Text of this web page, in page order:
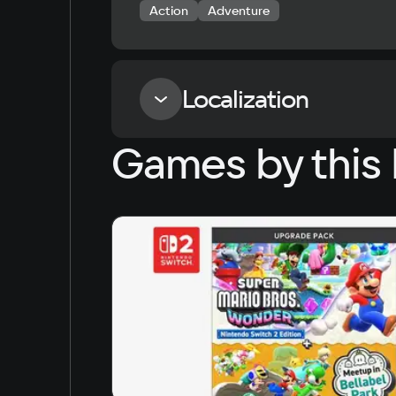
Action Adventure
Localization
Language
English
Simplified Chinese
Arabic
Korean
Japanese
Games by this